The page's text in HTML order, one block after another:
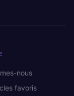
nous
favoris